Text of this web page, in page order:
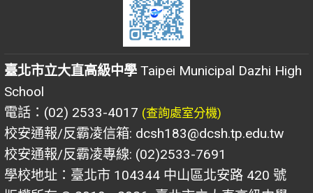
臺北市立大直高級中學 Taipei Municipal Dazhi High
School
電話：(02) 2533-4017 (查詢處室分機)
校安通報/反霸凌信箱: dcsh183@dcsh.tp.edu.tw
校安通報/反霸凌專線: (02)2533-7691
學校地址：臺北市 104344 中山區北安路 420 號